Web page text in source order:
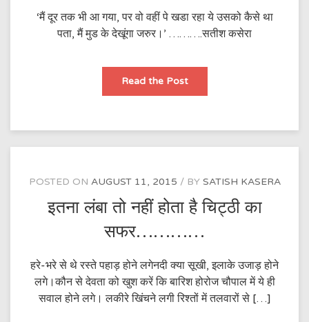
‘मैं दूर तक भी आ गया, पर वो वहीं पे खडा रहा ये उसको कैसे था
पता, मैं मुड के देखूंगा जरुर।’ ……….सतीश कसेरा
Read the Post‘मैं
तक
गया……….^
POSTED ON AUGUST 11, 2015 BY SATISH KASERA
इतना लंबा तो नहीं होता है चिट्ठी का
सफर…………
हरे-भरे से थे रस्ते पहाड़ होने लगेनदी क्या सूखी, इलाके उजाड़ होने
लगे।कौन से देवता को खुश करें कि बारिश होरोज चौपाल में ये ही
सवाल होने लगे। लकीरे खिंचने लगी रिश्तों में तलवारों से […]